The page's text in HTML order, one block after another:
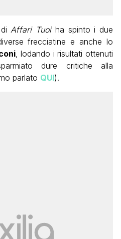
Affari Tuoiha spinto i due
frecciatine e anche lo
, lodando i risultati ottenuti
dure critiche alla
parlato QUI).